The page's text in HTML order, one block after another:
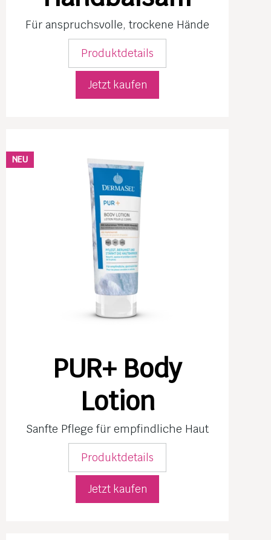
Für anspruchs­volle, trockene Hände
Produktdetails
Jetzt kaufen
NEU
PUR+ Body
Lotion
Sanfte Pflege für empfind­liche Haut
Produktdetails
Jetzt kaufen